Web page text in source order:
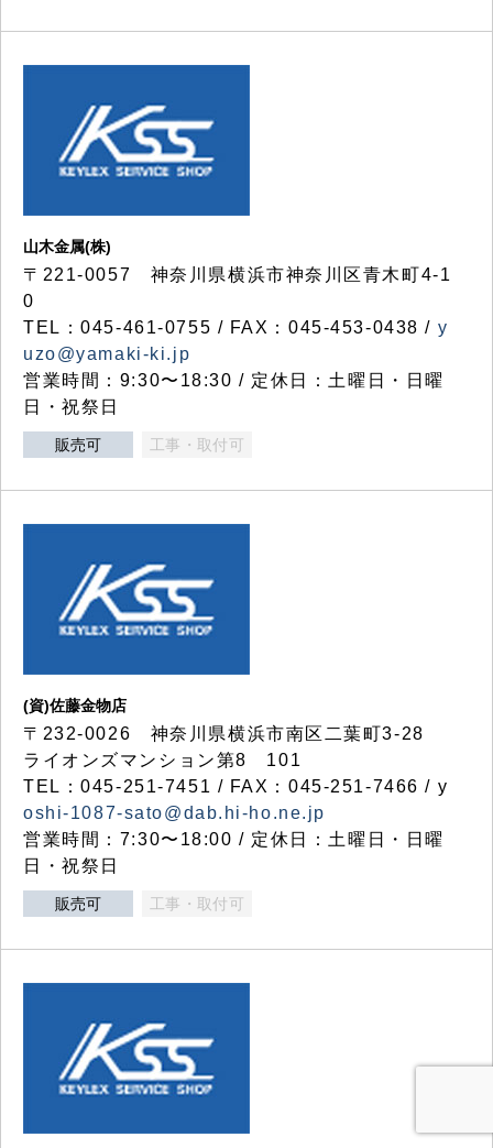
山木金属(株)
〒221-0057 神奈川県横浜市神奈川区青木町4-1
0
TEL：045-461-0755 / FAX：045-453-0438 / y
uzo@yamaki-ki.jp
営業時間：9:30〜18:30 / 定休日：土曜日・日曜
日・祝祭日
販売可 工事・取付可
(資)佐藤金物店
〒232-0026 神奈川県横浜市南区二葉町3-28
ライオンズマンション第8 101
TEL：045-251-7451 / FAX：045-251-7466 / y
oshi-1087-sato@dab.hi-ho.ne.jp
営業時間：7:30〜18:00 / 定休日：土曜日・日曜
日・祝祭日
販売可 工事・取付可